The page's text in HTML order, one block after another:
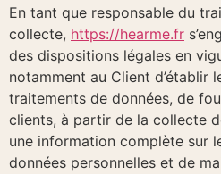
En tant que responsable du
collecte, https://hearme.fr
des dispositions légales en
notamment au Client d’établir
traitements de données, de
clients, à partir de la collecte
une information complète sur
données personnelles et de